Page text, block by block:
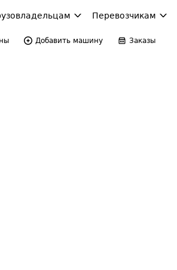
Перевозчикам
Добавить машину Заказы